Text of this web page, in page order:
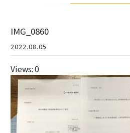
IMG_0860
2022.08.05
Views: 0